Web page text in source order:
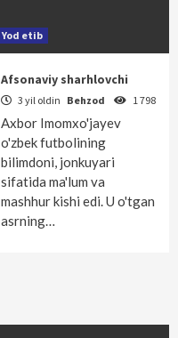
Yod etib
Afsonaviy sharhlovchi
3 yil oldin Behzod 1 798
Axbor Imomxo'jayev
o'zbek futbolining
bilimdoni, jonkuyari
sifatida ma'lum va
mashhur kishi edi. U o'tgan
asrning…